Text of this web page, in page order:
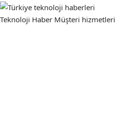
Teknoloji Haber Müşteri hizmetleri